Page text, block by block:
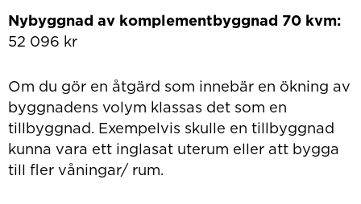
Nybyggnad av komplementbyggnad 70 kvm:
52 096 kr
Om du gör en åtgärd som innebär en ökning av
byggnadens volym klassas det som en
tillbyggnad. Exempelvis skulle en tillbyggnad
kunna vara ett inglasat uterum eller att bygga
till fler våningar/ rum.